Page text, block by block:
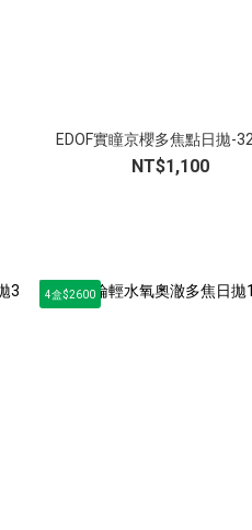
EDOF實瞳京櫻多焦點日拋-
NT$1,100
4盒$2600